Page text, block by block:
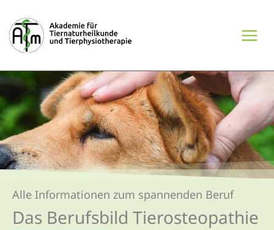
Inhalt
springen
Alle Informationen zum spannenden Beruf
Das Berufsbild Tierosteopathie